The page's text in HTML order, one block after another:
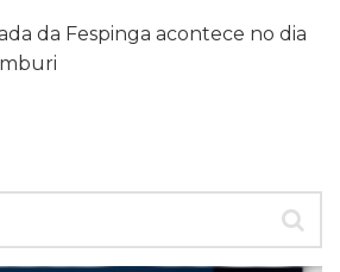
da Fespinga acontece no dia